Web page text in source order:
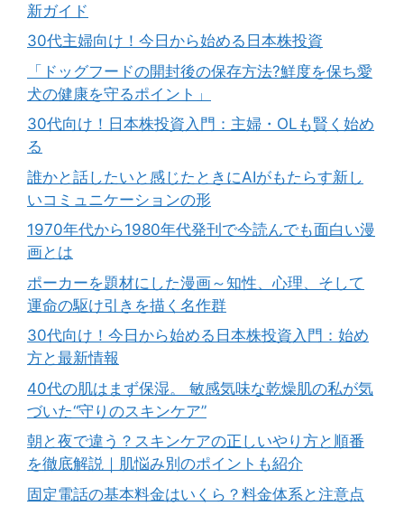
新ガイド
30代主婦向け！今日から始める日本株投資
「ドッグフードの開封後の保存方法?鮮度を保ち愛
犬の健康を守るポイント」
30代向け！日本株投資入門：主婦・OLも賢く始め
る
誰かと話したいと感じたときにAIがもたらす新し
いコミュニケーションの形
1970年代から1980年代発刊で今読んでも面白い漫
画とは
ポーカーを題材にした漫画～知性、心理、そして
運命の駆け引きを描く名作群
30代向け！今日から始める日本株投資入門：始め
方と最新情報
40代の肌はまず保湿。 敏感気味な乾燥肌の私が気
づいた“守りのスキンケア”
朝と夜で違う？スキンケアの正しいやり方と順番
を徹底解説｜肌悩み別のポイントも紹介
固定電話の基本料金はいくら？料金体系と注意点